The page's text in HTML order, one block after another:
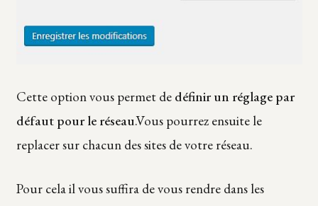
Cette option vous permet de définir un réglage par
défaut pour le réseau.Vous pourrez ensuite le
replacer sur chacun des sites de votre réseau.
Pour cela il vous suffira de vous rendre dans les